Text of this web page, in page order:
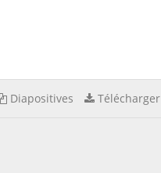
Diapositives